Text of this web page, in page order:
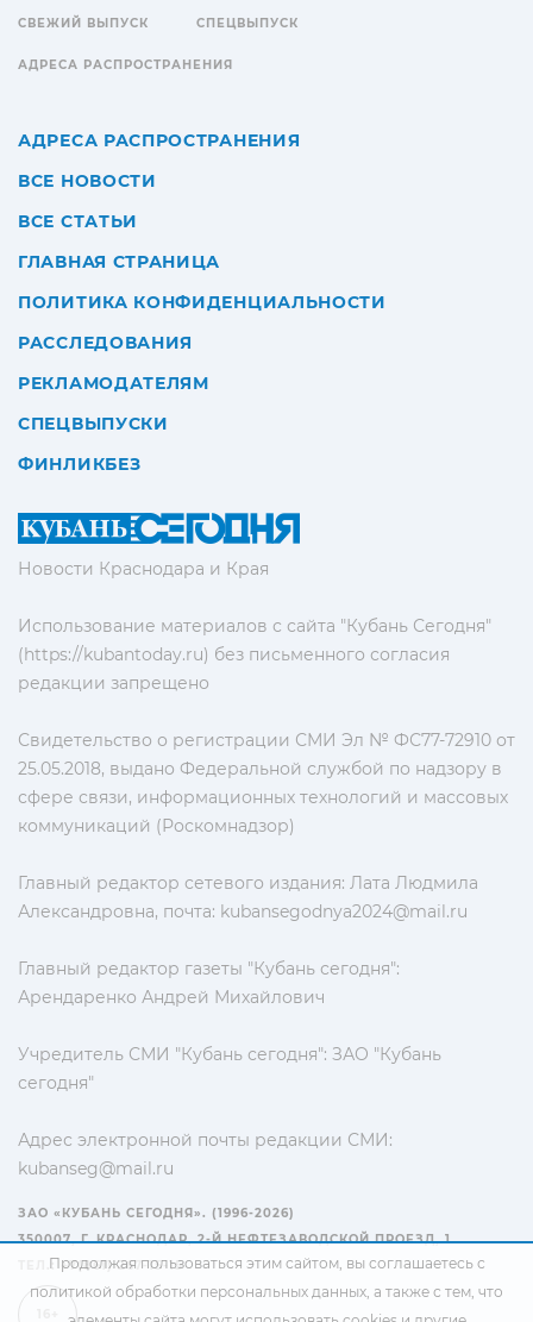
Новости Краснодара и Края
Использование материалов с сайта "Кубань Сегодня"
(https://kubantoday.ru) без письменного согласия
редакции запрещено
Свидетельство о регистрации СМИ Эл № ФС77-72910 от
25.05.2018, выдано Федеральной службой по надзору в
сфере связи, информационных технологий и массовых
коммуникаций (Роскомнадзор)
Главный редактор сетевого издания: Лата Людмила
Александровна, почта: kubansegodnya2024@mail.ru
Главный редактор газеты "Кубань сегодня":
Арендаренко Андрей Михайлович
Учредитель СМИ "Кубань сегодня": ЗАО "Кубань
сегодня"
Адрес электронной почты редакции СМИ:
kubanseg@mail.ru
СВЕЖИЙ ВЫПУСК СПЕЦВЫПУСК
АДРЕСА РАСПРОСТРАНЕНИЯ
АДРЕСА РАСПРОСТРАНЕНИЯ
ВСЕ НОВОСТИ
ВСЕ СТАТЬИ
ГЛАВНАЯ СТРАНИЦА
ПОЛИТИКА КОНФИДЕНЦИАЛЬНОСТИ
РАССЛЕДОВАНИЯ
РЕКЛАМОДАТЕЛЯМ
СПЕЦВЫПУСКИ
ФИНЛИКБЕЗ
ЗАО «КУБАНЬ СЕГОДНЯ». (1996-2026)
350007, Г. КРАСНОДАР, 2-Й НЕФТЕЗАВОДСКОЙ ПРОЕЗД, 1
ТЕЛ.: +7(861) 267-15-15
Продолжая пользоваться этим сайтом, вы соглашаетесь с
политикой обработки персональных данных, а также с тем, что